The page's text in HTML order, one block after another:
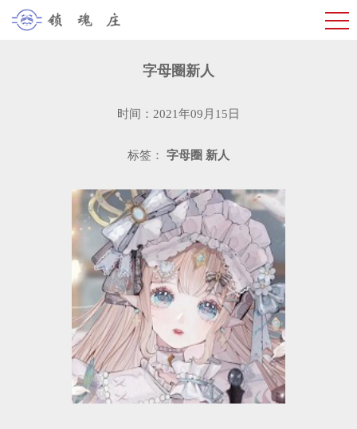
字母圈新人
时间：2021年09月15日
标签： 字母圈 新人